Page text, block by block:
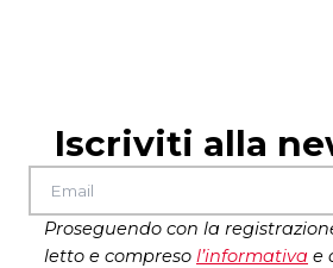
1 ora e 40 minuti secondo atto
Alice Redini, Vanessa Korn
scene e costumi Carlo Sala
suono Giuseppe Marzoli
produzione Teatro dell’Elfo
Iscriviti alla
Proseguendo con la
letto e compreso l’informativa e